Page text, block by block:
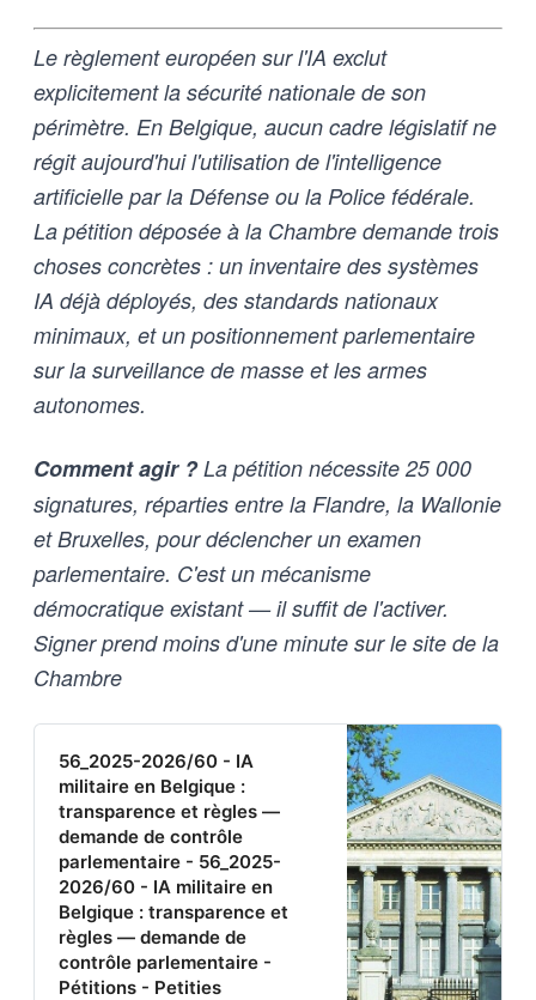
Le règlement européen sur l'IA exclut
explicitement la sécurité nationale de son
périmètre. En Belgique, aucun cadre législatif ne
régit aujourd'hui l'utilisation de l'intelligence
artificielle par la Défense ou la Police fédérale.
La pétition déposée à la Chambre demande trois
choses concrètes : un inventaire des systèmes
IA déjà déployés, des standards nationaux
minimaux, et un positionnement parlementaire
sur la surveillance de masse et les armes
autonomes.
Comment agir ?La pétition nécessite 25 000
signatures, réparties entre la Flandre, la Wallonie
et Bruxelles, pour déclencher un examen
parlementaire. C'est un mécanisme
démocratique existant — il suffit de l'activer.
Signer prend moins d'une minute sur le site de la
Chambre
56_2025-2026/60 - IA
militaire en Belgique :
transparence et règles —
demande de contrôle
parlementaire - 56_2025-
2026/60 - IA militaire en
Belgique : transparence et
règles — demande de
contrôle parlementaire -
Pétitions - Petities